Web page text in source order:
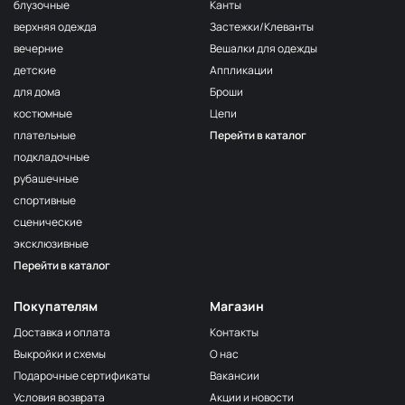
Т.Сиреневый
МП-50-F175
МП-50-F163/1
МП-50-161/2
Сиреневый
МП-50-F167
F163/2
2Сирень
Фисташковый
орех
Горчица
2400000679196
Бежевый
клас.
2400000312321
119 Сер.Голубой МП-50-119
блузочные
верхняя одежда
вечерние
детские
для дома
костюмные
плательные
подкладочные
рубашечные
спортивные
сценические
эксклюзивные
Перейти в каталог
Канты
Застежки/Клеванты
Вешалки для одежды
Аппликации
Броши
Цепи
Перейти в каталог
Покупателям
Доставка и оплата
Выкройки и схемы
Подарочные сертификаты
Условия возврата
Магазин
Контакты
О нас
Вакансии
Акции и новости